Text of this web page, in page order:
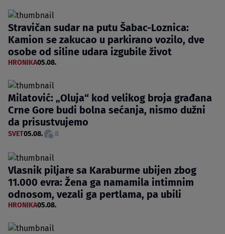
Stravičan sudar na putu Šabac-Loznica:
Kamion se zakucao u parkirano vozilo, dve
osobe od siline udara izgubile život
HRONIKA05.08.
Milatović: „Oluja“ kod velikog broja građana
Crne Gore budi bolna sećanja, nismo dužni
da prisustvujemo
SVET05.08. 8
Vlasnik piljare sa Karaburme ubijen zbog
11.000 evra: Žena ga namamila intimnim
odnosom, vezali ga pertlama, pa ubili
HRONIKA05.08.